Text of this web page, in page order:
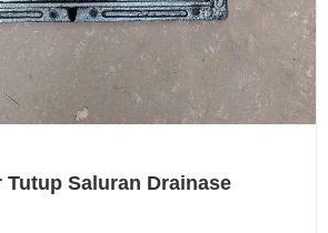
Tutup Saluran Drainase